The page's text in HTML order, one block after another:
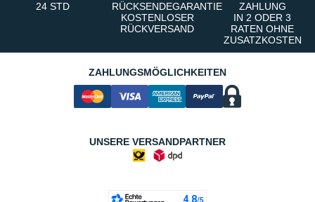
24 STD
RÜCKSENDEGARANTIE
KOSTENLOSER
RÜCKVERSAND
ZAHLUNG
IN 2 ODER 3
RATEN OHNE
ZUSATZKOSTEN
ZAHLUNGSMÖGLICHKEITEN
UNSERE VERSANDPARTNER